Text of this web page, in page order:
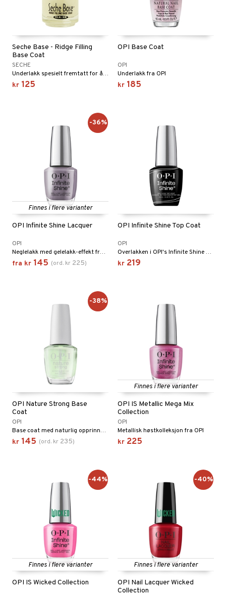
Seche Base - Ridge Filling
Base Coat
SECHE
Underlakk spesielt fremtatt for å hjelpe til å skjule ujevnheter fra fantastiske Seche!
kr 125
OPI Base Coat
OPI
Underlakk fra OPI
kr 185
Finnes i flere varianter
OPI Infinite Shine Lacquer
OPI
Neglelakk med gelelakk-effekt fra OPI
fra kr 145 (ord. kr 225)
-36%
OPI Infinite Shine Top Coat
OPI
Overlakken i OPI's Infinite Shine 3-stegssystem
kr 219
OPI Nature Strong Base
Coat
OPI
Base coat med naturlig opprinnelse fra OPI
kr 145 (ord. kr 235)
-38%
Finnes i flere varianter
OPI IS Metallic Mega Mix
Collection
OPI
Metallisk høstkolleksjon fra OPI
kr 225
Finnes i flere varianter
OPI IS Wicked Collection
-44%
Finnes i flere varianter
OPI Nail Lacquer Wicked
Collection
-40%